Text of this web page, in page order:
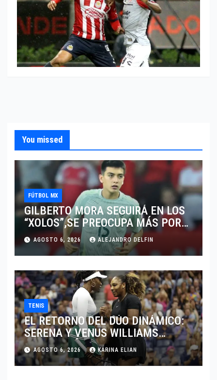
You missed
FÚTBOL MX
GILBERTO MORA SEGUIRÁ EN LOS
“XOLOS”,SE PREOCUPA MÁS POR
JUGAR EN SU EQUIPO.
AGOSTO 6, 2026 ALEJANDRO DELFIN
TENIS
EL RETORNO DEL DÚO DINÁMICO:
SERENA Y VENUS WILLIAMS
DISPUTARÁN LOS DOBLES EN
CINCINNATI 2026
AGOSTO 6, 2026 KARINA ELIAN